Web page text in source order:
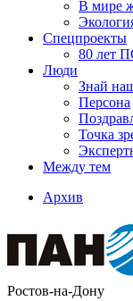
В мире
Спецпроекты
80 лет
Люди
Знай
Персона
Точка
Между тем
Архив
Ростов-на-Дону